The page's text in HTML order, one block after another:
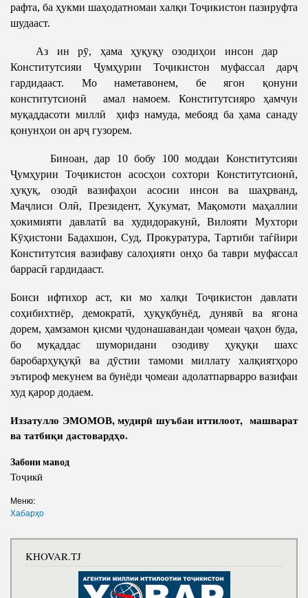
рафта, ба ҳукми шаҳодатномаи халқи Тоҷикистон пазируфта
шудааст.
Аз ин рӯ, ҳама ҳуқуқу озодиҳои инсон дар
Конститутсияи Ҷумҳурии Тоҷикистон муфассал дарҷ
гардидааст. Мо наметавонем, бе ягон қонуни
конститутсионӣ амал намоем. Конститутсияро ҳамчун
муқаддасоти миллӣ ҳифз намуда, мебояд ба ҳама санаду
қонунҳои он арҷ гузорем.
Биноан, дар 10 бобу 100 моддаи Конститутсияи
Ҷумҳурии Тоҷикистон асосҳои сохтори Конститутсионӣ,
ҳуқуқ, озодӣ вазифаҳои асосии инсон ва шаҳрванд,
Маҷлиси Олӣ, Президент, Ҳукумат, Мақомоти маҳаллии
ҳокимияти давлатӣ ва худидоракунӣ, Вилояти Мухтори
Кӯҳистони Бадахшон, Суд, Прокуратура, Тартиби таѓйири
Конститутсия вазифаву салоҳияти онҳо ба таври муфассал
баррасӣ гардидааст.
Боиси ифтихор аст, ки мо халқи Тоҷикистон давлати
соҳибихтиёр, демократӣ, ҳуқуқбунёд, дунявӣ ва ягона
дорем, ҳамзамон қисми ҷудонашавандаи ҷомеаи ҷаҳон буда,
бо муқаддас шуморидани озодиву ҳуқуқи шахс
баробарҳуқуқӣ ва дӯстии тамоми миллату халқиятҳоро
эътироф мекунем ва бунёди ҷомеаи адолатпарварро вазифаи
худ қарор додаем.
Иззатулло ЭМОМОВ, мудирӣ шуъбаи иттилоот, машварат
ва татбиқи дастовардҳо.
Забони мавод
Тоҷикӣ
Меню:
Хабарҳо
KHOVAR.TJ